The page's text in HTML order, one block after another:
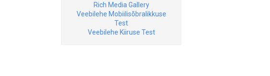
Rich Media Gallery
Veebilehe Mobiilisõbralikkuse
Test
Veebilehe Kiiruse Test